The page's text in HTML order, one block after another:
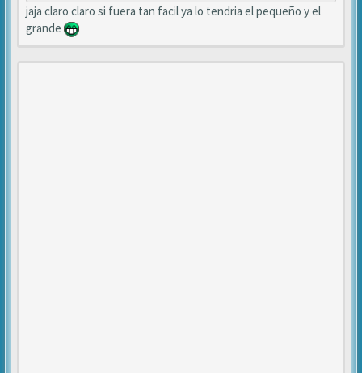
jaja claro claro si fuera tan facil ya lo tendria el pequeño y el
grande